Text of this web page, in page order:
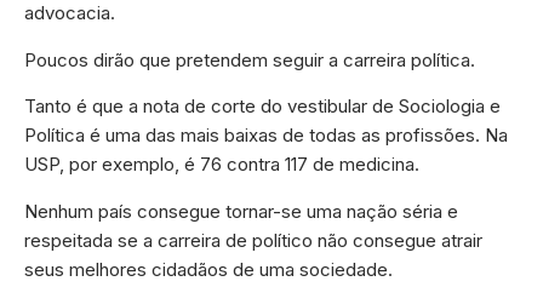
advocacia.
Poucos dirão que pretendem seguir a carreira política.
Tanto é que a nota de corte do vestibular de Sociologia e
Política é uma das mais baixas de todas as profissões. Na
USP, por exemplo, é 76 contra 117 de medicina.
Nenhum país consegue tornar-se uma nação séria e
respeitada se a carreira de político não consegue atrair
seus melhores cidadãos de uma sociedade.